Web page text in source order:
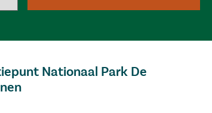
Nationaal Park De